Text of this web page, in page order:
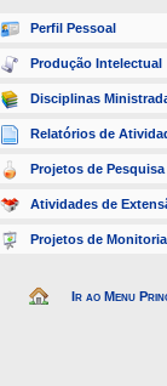
Perfil Pessoal
Produção Intelectual
Disciplinas
Relatórios de
Projetos de Pesquisa
Atividades de
Projetos de Monitoria
Ir ao Menu